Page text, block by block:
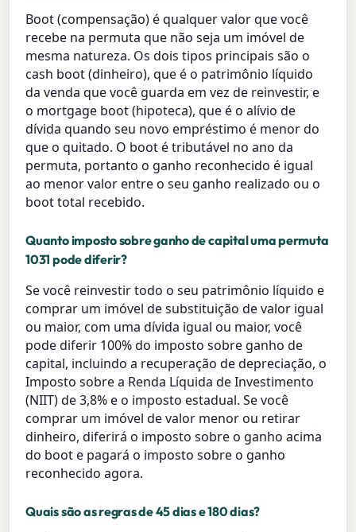
Boot (compensação) é qualquer valor que você
recebe na permuta que não seja um imóvel de
mesma natureza. Os dois tipos principais são o
cash boot (dinheiro), que é o patrimônio líquido
da venda que você guarda em vez de reinvestir, e
o mortgage boot (hipoteca), que é o alívio de
dívida quando seu novo empréstimo é menor do
que o quitado. O boot é tributável no ano da
permuta, portanto o ganho reconhecido é igual
ao menor valor entre o seu ganho realizado ou o
boot total recebido.
Quanto imposto sobre ganho de capital uma permuta
1031 pode diferir?
Se você reinvestir todo o seu patrimônio líquido e
comprar um imóvel de substituição de valor igual
ou maior, com uma dívida igual ou maior, você
pode diferir 100% do imposto sobre ganho de
capital, incluindo a recuperação de depreciação, o
Imposto sobre a Renda Líquida de Investimento
(NIIT) de 3,8% e o imposto estadual. Se você
comprar um imóvel de valor menor ou retirar
dinheiro, diferirá o imposto sobre o ganho acima
do boot e pagará o imposto sobre o ganho
reconhecido agora.
Quais são as regras de 45 dias e 180 dias?